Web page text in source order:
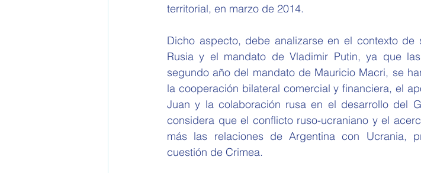
territorial, en marzo de 2014.
Dicho aspecto, debe analizarse en el contexto
Rusia y el mandato de Vladimir Putin, ya que
segundo año del mandato de Mauricio Macri, se
la cooperación bilateral comercial y financiera, el
Juan y la colaboración rusa en el desarrollo del
considera que el conflicto ruso-ucraniano y el
más las relaciones de Argentina con Ucrania,
cuestión de Crimea.